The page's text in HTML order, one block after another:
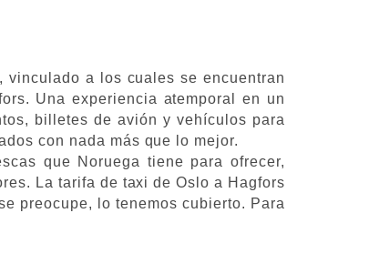
a los cuales se encuentran
Una experiencia atemporal en un
billetes de avión y vehículos para
con nada más que lo mejor.
que Noruega tiene para ofrecer,
La tarifa de taxi de Oslo a Hagfors
preocupe, lo tenemos cubierto. Para